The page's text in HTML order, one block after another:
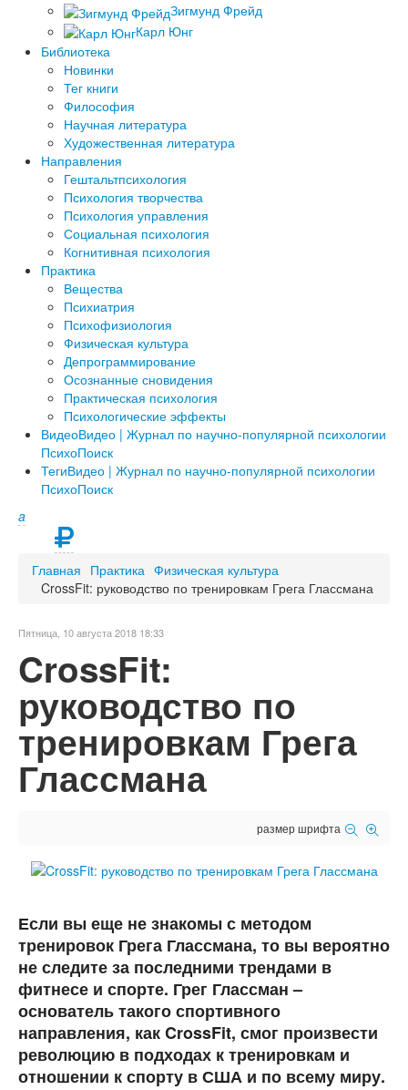
Зигмунд Фрейд
Карл Юнг
Библиотека
Новинки
Тег книги
Философия
Научная литература
Художественная литература
Направления
Гештальтпсихология
Психология творчества
Психология управления
Социальная психология
Когнитивная психология
Практика
Вещества
Психиатрия
Психофизиология
Физическая культура
Депрограммирование
Осознанные сновидения
Практическая психология
Психологические эффекты
ВидеоВидео | Журнал по научно-популярной психологии
ПсихоПоиск
ТегиВидео | Журнал по научно-популярной психологии
ПсихоПоиск
a
Главная Практика Физическая культура
CrossFit: руководство по тренировкам Грега Глассмана
Пятница, 10 августа 2018 18:33
CrossFit:
руководство по
тренировкам Грега
Глассмана
размер шрифта
Если вы еще не знакомы с методом
тренировок Грега Глассмана, то вы вероятно
не следите за последними трендами в
фитнесе и спорте. Грег Глассман –
основатель такого спортивного
направления, как CrossFit, смог произвести
революцию в подходах к тренировкам и
отношении к спорту в США и по всему миру.